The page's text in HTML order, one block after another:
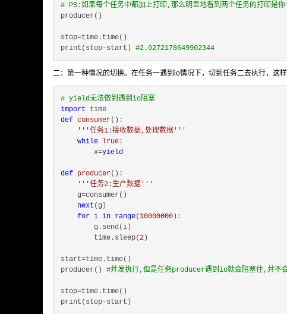
# PS:如果每个任务中都加上打印,那么明显地看到两个任务的打印是
producer()
stop=time.time()
print(stop-start) #2.0272178649902344
二：第一种情况的切换。在任务一遇到io情况下，切到任务二去执行，这
# yield无法做到遇到io阻塞
import
def consumer():
'''任务1:接收数据,处理数据'''
while True :
        x=
yield
def producer():
'''任务2:生产数据'''
    g=consumer()
next (g)
for i in range(10000000 ):
        g.send(i)
        time.sleep(
2 )
start=time.time()
producer() #并发执行,但是任务producer遇到io就会阻塞住,并不
stop=time.time()